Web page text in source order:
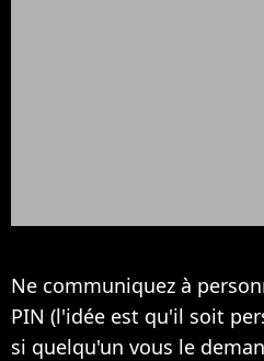
Ne communiquez à
PIN (l'idée est qu'il soit
si quelqu'un vous le